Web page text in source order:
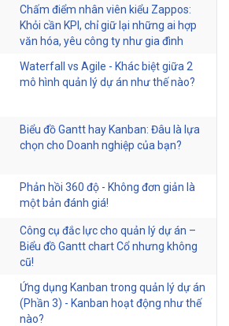
Chấm điểm nhân viên kiểu Zappos:
Khỏi cần KPI, chỉ giữ lại những ai hợp
văn hóa, yêu công ty như gia đình
Waterfall vs Agile - Khác biệt giữa 2
mô hình quản lý dự án như thế nào?
Biểu đồ Gantt hay Kanban: Đâu là lựa
chọn cho Doanh nghiệp của bạn?
Phản hồi 360 độ - Không đơn giản là
một bản đánh giá!
Công cụ đắc lực cho quản lý dự án –
Biểu đồ Gantt chart Cổ nhưng không
cũ!
Ứng dụng Kanban trong quản lý dự án
(Phần 3) - Kanban hoạt động như thế
nào?